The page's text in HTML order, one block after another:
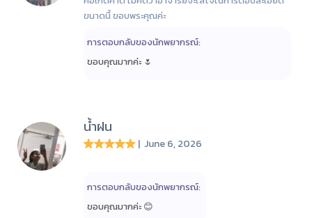
ขนาดนี้ ขอบพระคุณค่ะ
การตอบกลับของนักพยากรณ์:
ขอบคุณ​มาก​ค่ะ​ 🌷​
น้ำฝน
| June 6, 2026
การตอบกลับของนักพยากรณ์:
ขอบคุณ​มาก​ค่ะ​ 😊​